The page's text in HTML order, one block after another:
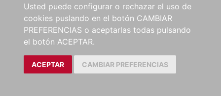
Usted puede configurar o rechazar el uso de
cookies puslando en el botón CAMBIAR
PREFERENCIAS o aceptarlas todas pulsando
el botón ACEPTAR.
ACEPTAR CAMBIAR PREFERENCIAS